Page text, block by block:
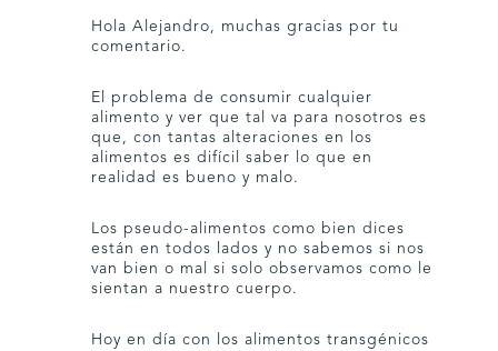
Hola Alejandro, muchas gracias por tu
comentario.
El problema de consumir cualquier
alimento y ver que tal va para nosotros es
que, con tantas alteraciones en los
alimentos es difícil saber lo que en
realidad es bueno y malo.
Los pseudo-alimentos como bien dices
están en todos lados y no sabemos si nos
van bien o mal si solo observamos como le
sientan a nuestro cuerpo.
Hoy en día con los alimentos transgénicos